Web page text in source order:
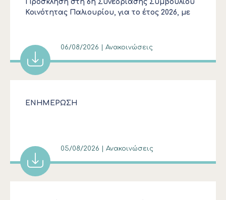
Πρόσκληση στη 6η Συνεδρίασης Συμβουλίου
Κοινότητας Παλιουρίου, για το έτος 2026, με
06/08/2026 | Ανακοινώσεις
ΕΝΗΜΕΡΩΣΗ
05/08/2026 | Ανακοινώσεις